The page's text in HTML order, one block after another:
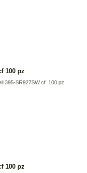
100 pz
395-SR927SW cf. 100 pz
100 pz